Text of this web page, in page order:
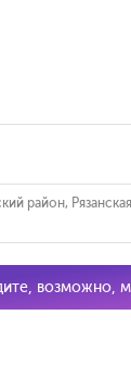
район,
возможно,